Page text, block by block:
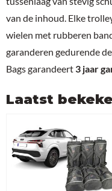
van de inhoud. Elke
wielen met rubberen
garanderen gedurende
Bags garandeert 3 jaar
Laatst